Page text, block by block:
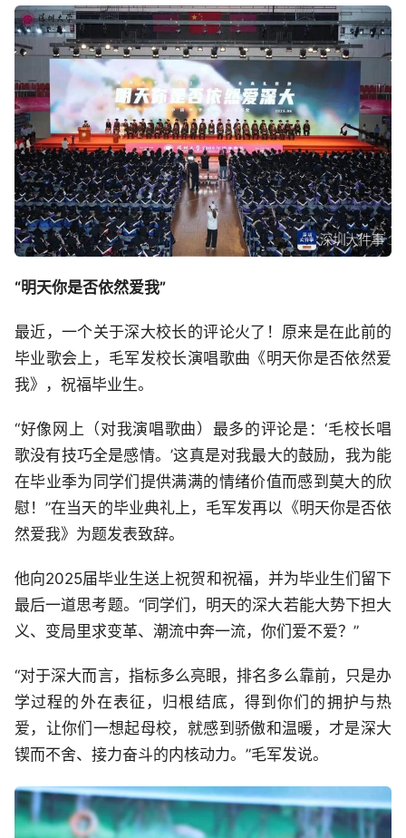
“明天你是否依然爱我”
最近，一个关于深大校长的评论火了！原来是在此前的
毕业歌会上，毛军发校长演唱歌曲《明天你是否依然爱
我》，祝福毕业生。
“好像网上（对我演唱歌曲）最多的评论是：‘毛校长唱
歌没有技巧全是感情。’这真是对我最大的鼓励，我为能
在毕业季为同学们提供满满的情绪价值而感到莫大的欣
慰！”在当天的毕业典礼上，毛军发再以《明天你是否依
然爱我》为题发表致辞。
他向2025届毕业生送上祝贺和祝福，并为毕业生们留下
最后一道思考题。“同学们，明天的深大若能大势下担大
义、变局里求变革、潮流中奔一流，你们爱不爱？”
“对于深大而言，指标多么亮眼，排名多么靠前，只是办
学过程的外在表征，归根结底，得到你们的拥护与热
爱，让你们一想起母校，就感到骄傲和温暖，才是深大
锲而不舍、接力奋斗的内核动力。”毛军发说。